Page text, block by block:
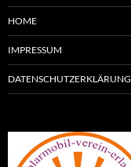
HOME
IMPRESSUM
DATENSCHUTZERKLÄRUNG